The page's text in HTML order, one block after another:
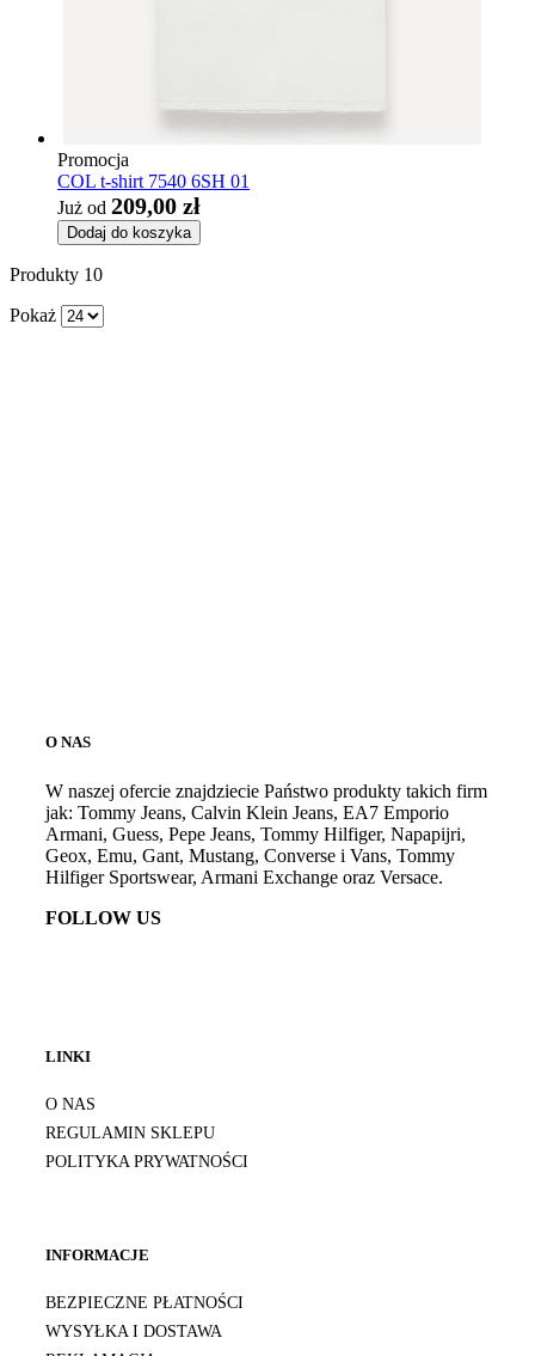
Promocja
COL t-shirt 7540 6SH 01
Już od 209,00 zł
Dodaj do koszyka
Produkty 10
Pokaż
O NAS
W naszej ofercie znajdziecie Państwo produkty takich firm
jak: Tommy Jeans, Calvin Klein Jeans, EA7 Emporio
Armani, Guess, Pepe Jeans, Tommy Hilfiger, Napapijri,
Geox, Emu, Gant, Mustang, Converse i Vans, Tommy
Hilfiger Sportswear, Armani Exchange oraz Versace.
FOLLOW US
LINKI
O NAS
REGULAMIN SKLEPU
POLITYKA PRYWATNOŚCI
INFORMACJE
BEZPIECZNE PŁATNOŚCI
WYSYŁKA I DOSTAWA